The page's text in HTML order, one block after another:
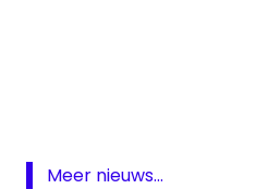
Middengolf
Meer nieuws...